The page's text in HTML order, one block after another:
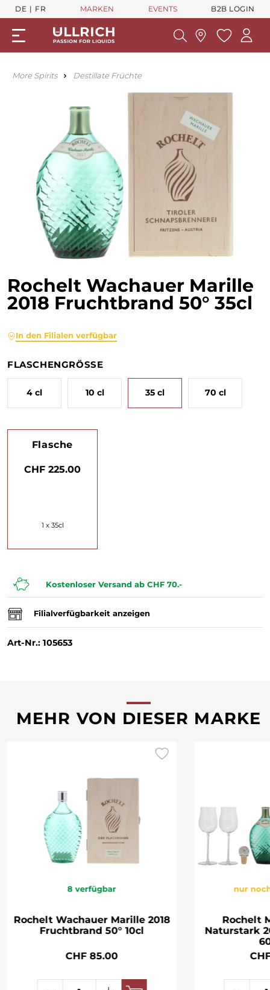
DE FR MARKEN EVENTS B2B LOGIN
More Spirits Destillate Früchte
Rochelt Wachauer Marille
2018 Fruchtbrand 50° 35cl
In den Filialen verfügbar
FLASCHENGRÖSSE
35 cl
10 cl 70 cl
4 cl
Flasche
CHF 225.00
1 x 35cl
Kostenloser Versand ab CHF 70.-
Filialverfügbarkeit anzeigen
Art-Nr.: 105653
MEHR VON DIESER MARKE
8 verfügbar
Rochelt Wachauer Marille 2018
Fruchtbrand 50° 10cl
CHF 85.00
nur
Rochelt
Naturstark